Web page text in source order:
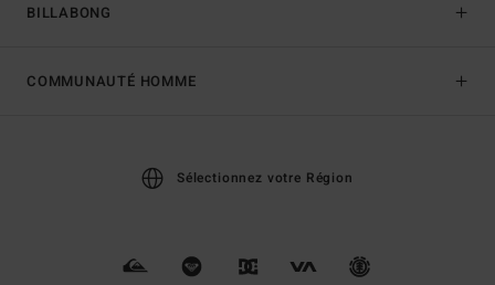
BILLABONG
COMMUNAUTÉ HOMME
Sélectionnez votre Région